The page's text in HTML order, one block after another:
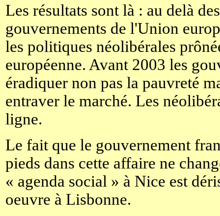
Les résultats sont là : au delà
gouvernements de l'Union
les politiques néolibérales
européenne. Avant 2003 les
éradiquer non pas la pauvreté
entraver le marché. Les
ligne.
Le fait que le gouvernement
pieds dans cette affaire ne
« agenda social » à Nice est
oeuvre à Lisbonne.